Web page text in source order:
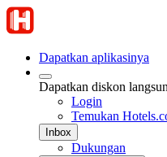
Dapatkan aplikasinya
Dapatkan diskon
Login
Temukan
Inbox
Dukungan